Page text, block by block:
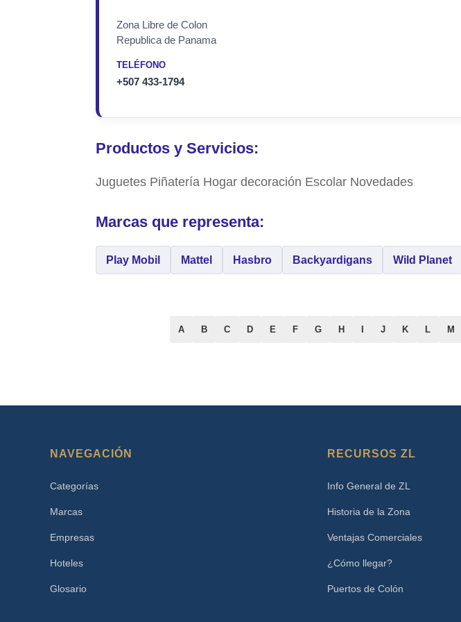
Zona Libre de Colon
Republica de Panama
TELÉFONO
+507 433-1794
Productos y Servicios:
Juguetes Piñatería Hogar decoración Escolar Novedades
Marcas que representa:
Play Mobil Mattel Hasbro Backyardigans Wild Planet
A B C D E F G H J K L M
NAVEGACIÓN
Categorías
Marcas
Empresas
Hoteles
Glosario
RECURSOS ZL
Info General de ZL
Historia de la Zona
Ventajas Comerciales
¿Cómo llegar?
Puertos de Colón